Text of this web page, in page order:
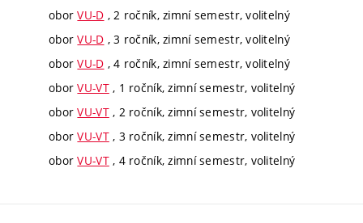
oborVU-D , 2 ročník, zimní semestr, volitelný
oborVU-D , 3 ročník, zimní semestr, volitelný
oborVU-D , 4 ročník, zimní semestr, volitelný
oborVU-VT, 1 ročník, zimní semestr, volitelný
oborVU-VT, 2 ročník, zimní semestr, volitelný
oborVU-VT, 3 ročník, zimní semestr, volitelný
oborVU-VT, 4 ročník, zimní semestr, volitelný